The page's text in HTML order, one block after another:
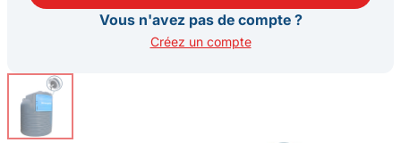
Je me connecte
Vous n'avez pas de compte ?
Créez un compte